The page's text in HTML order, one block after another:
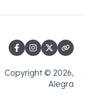
Copyright © 2026,
Alegra